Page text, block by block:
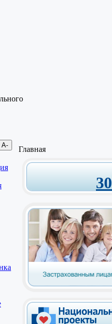
A- Главная